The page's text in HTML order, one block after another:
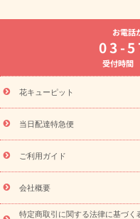
よく贈られる花
お祝
8月の誕生花(トルコキキ
お供え・お悔や
通夜・
ーブドフラワー
季節のイ
特集
お盆 花（新盆・初盆）
盆・初盆）
お盆 花（新盆
フト
お盆・お供え プリザ
レゼント特集
夏の花贈り
敬老の日におくる花ギフ
花ギフト・プレゼント特集
老の日 花鉢植えのギフト・
フト・プレゼント特集
敬
ペーン
映画『ウォーター
お電話
03-
受付時間
花キューピット
当日配達特急便
ご利用ガイド
会社概要
特定商取引に関する法律に基づく